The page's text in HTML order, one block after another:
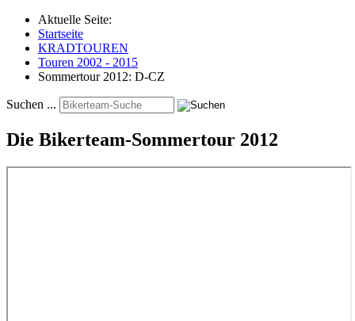
Aktuelle Seite:
Startseite
KRADTOUREN
Touren 2002 - 2015
Sommertour 2012: D-CZ
Suchen ...
Die Bikerteam-Sommertour 2012